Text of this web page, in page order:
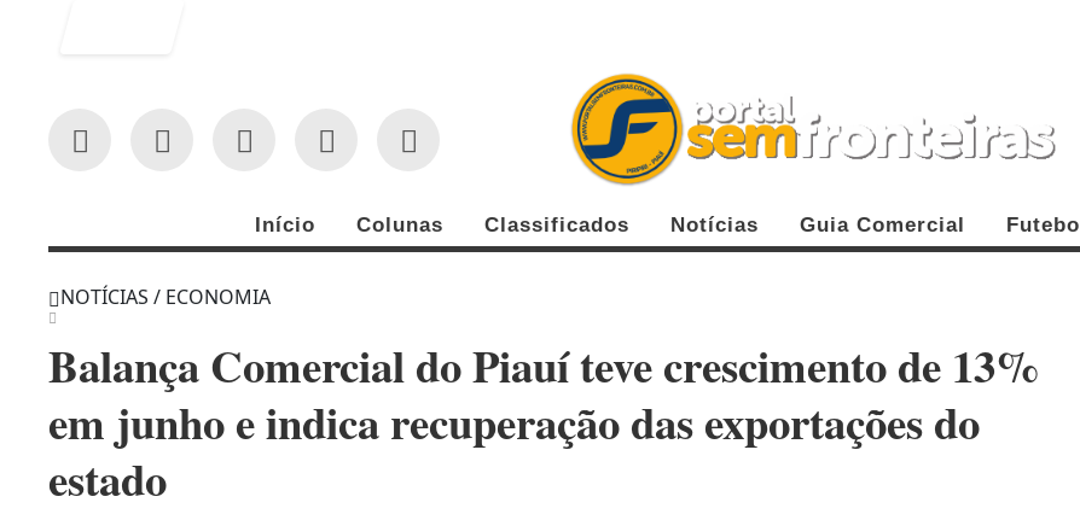
Início Colunas Classificados Notícias Guia Comercial Futebol
NOTÍCIAS / ECONOMIA
Balança Comercial do Piauí teve crescimento de 13%
em junho e indica recuperação das exportações do
estado